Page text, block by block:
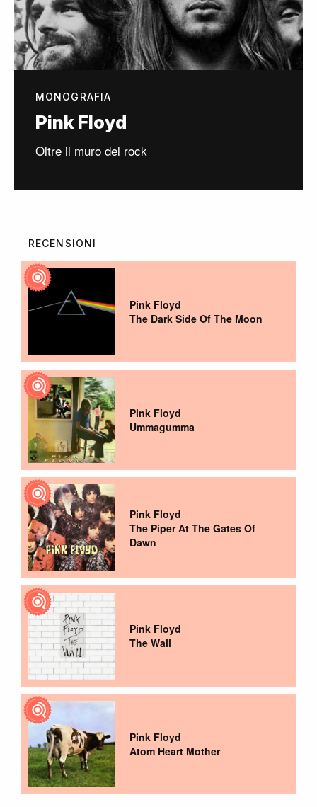
MONOGRAFIA
Pink Floyd
Oltre il muro del rock
RECENSIONI
Pink Floyd
The Dark Side Of The Moon
Pink Floyd
Ummagumma
Pink Floyd
The Piper At The Gates Of
Dawn
Pink Floyd
The Wall
Pink Floyd
Atom Heart Mother